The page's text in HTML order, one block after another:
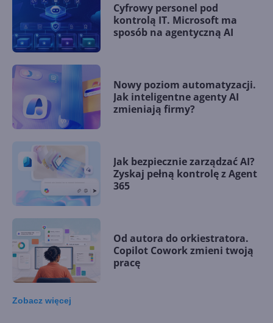
Cyfrowy personel pod
kontrolą IT. Microsoft ma
sposób na agentyczną AI
Nowy poziom automatyzacji.
Jak inteligentne agenty AI
zmieniają firmy?
Jak bezpiecznie zarządzać AI?
Zyskaj pełną kontrolę z Agent
365
Od autora do orkiestratora.
Copilot Cowork zmieni twoją
pracę
Zobacz więcej